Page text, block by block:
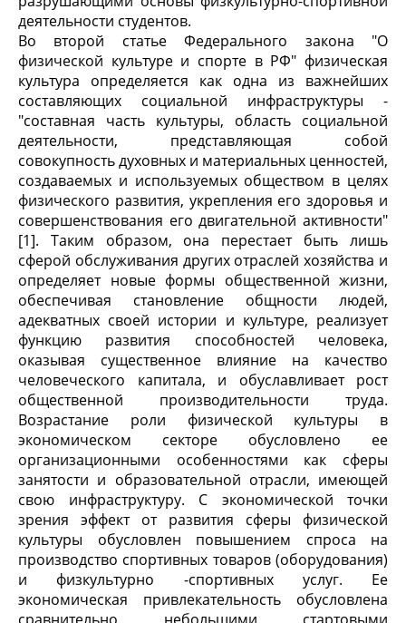
деятельности студентов.
Во второй статье Федерального закона "О
физической культуре и спорте в РФ" физическая
культура определяется как одна из важнейших
составляющих социальной инфраструктуры -
"составная часть культуры, область социальной
деятельности, представляющая собой
совокупность духовных и материальных ценностей,
создаваемых и используемых обществом в целях
физического развития, укрепления его здоровья и
совершенствования его двигательной активности"
[1]. Таким образом, она перестает быть лишь
сферой обслуживания других отраслей хозяйства и
определяет новые формы общественной жизни,
обеспечивая становление общности людей,
адекватных своей истории и культуре, реализует
функцию развития способностей человека,
оказывая существенное влияние на качество
человеческого капитала, и обуславливает рост
общественной производительности труда.
Возрастание роли физической культуры в
экономическом секторе обусловлено ее
организационными особенностями как сферы
занятости и образовательной отрасли, имеющей
свою инфраструктуру. С экономической точки
зрения эффект от развития сферы физической
культуры обусловлен повышением спроса на
производство спортивных товаров (оборудования)
и физкультурно -спортивных услуг. Ее
экономическая привлекательность обусловлена